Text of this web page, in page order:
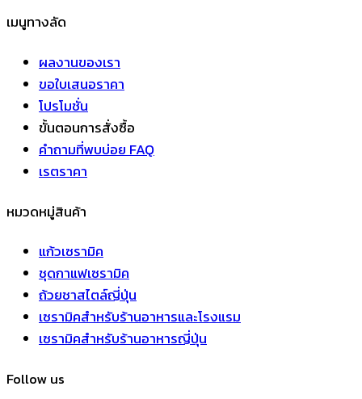
เมนูทางลัด
ผลงานของเรา
ขอใบเสนอราคา
โปรโมชั่น
ขั้นตอนการสั่งซื้อ
คำถามที่พบบ่อย FAQ
เรตราคา
หมวดหมู่สินค้า
แก้วเซรามิค
ชุดกาแฟเซรามิค
ถ้วยชาสไตล์ญี่ปุ่น
เซรามิคสำหรับร้านอาหารและโรงแรม
เซรามิคสำหรับร้านอาหารญี่ปุ่น
Follow us